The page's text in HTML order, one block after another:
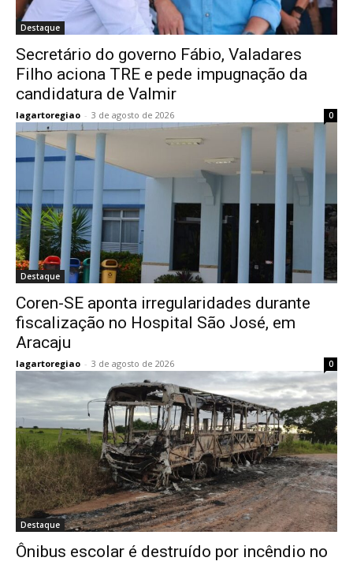
Destaque
Secretário do governo Fábio, Valadares
Filho aciona TRE e pede impugnação da
candidatura de Valmir
lagartoregiao - 3 de agosto de 2026 0
Destaque
Coren-SE aponta irregularidades durante
fiscalização no Hospital São José, em
Aracaju
lagartoregiao - 3 de agosto de 2026 0
Destaque
Ônibus escolar é destruído por incêndio no